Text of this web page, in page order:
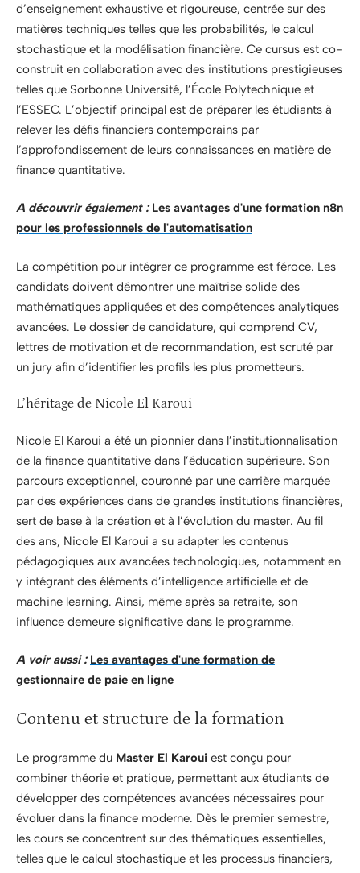
d’enseignement exhaustive et rigoureuse, centrée sur des
matières techniques telles que les probabilités, le calcul
stochastique et la modélisation financière. Ce cursus est co-
construit en collaboration avec des institutions prestigieuses
telles que Sorbonne Université, l’École Polytechnique et
l’ESSEC. L’objectif principal est de préparer les étudiants à
relever les défis financiers contemporains par
l’approfondissement de leurs connaissances en matière de
finance quantitative.
A découvrir également : Les avantages d'une formation n8n
pour les professionnels de l'automatisation
La compétition pour intégrer ce programme est féroce. Les
candidats doivent démontrer une maîtrise solide des
mathématiques appliquées et des compétences analytiques
avancées. Le dossier de candidature, qui comprend CV,
lettres de motivation et de recommandation, est scruté par
un jury afin d’identifier les profils les plus prometteurs.
L’héritage de Nicole El Karoui
Nicole El Karoui a été un pionnier dans l’institutionnalisation
de la finance quantitative dans l’éducation supérieure. Son
parcours exceptionnel, couronné par une carrière marquée
par des expériences dans de grandes institutions financières,
sert de base à la création et à l’évolution du master. Au fil
des ans, Nicole El Karoui a su adapter les contenus
pédagogiques aux avancées technologiques, notamment en
y intégrant des éléments d’intelligence artificielle et de
machine learning. Ainsi, même après sa retraite, son
influence demeure significative dans le programme.
A voir aussi : Les avantages d'une formation de
gestionnaire de paie en ligne
Contenu et structure de la formation
Le programme du Master El Karoui est conçu pour
combiner théorie et pratique, permettant aux étudiants de
développer des compétences avancées nécessaires pour
évoluer dans la finance moderne. Dès le premier semestre,
les cours se concentrent sur des thématiques essentielles,
telles que le calcul stochastique et les processus financiers,